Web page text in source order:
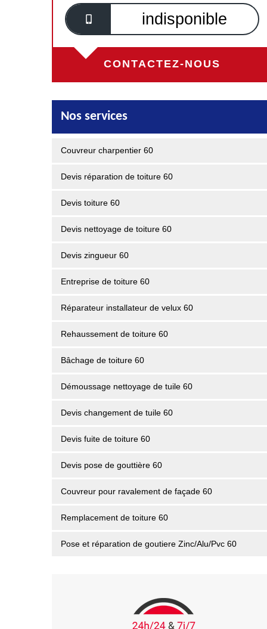
indisponible
CONTACTEZ-NOUS
Nos services
Couvreur charpentier 60
Devis réparation de toiture 60
Devis toiture 60
Devis nettoyage de toiture 60
Devis zingueur 60
Entreprise de toiture 60
Réparateur installateur de velux 60
Rehaussement de toiture 60
Bâchage de toiture 60
Démoussage nettoyage de tuile 60
Devis changement de tuile 60
Devis fuite de toiture 60
Devis pose de gouttière 60
Couvreur pour ravalement de façade 60
Remplacement de toiture 60
Pose et réparation de goutiere Zinc/Alu/Pvc 60